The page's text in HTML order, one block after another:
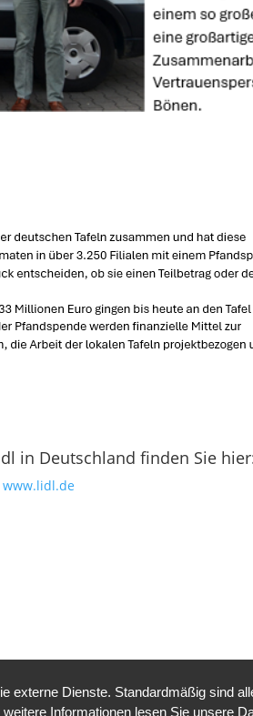
in Deutschland finden Sie
www.lidl.de
Dienste. Standardmäßig sind
Informationen lesen Sie unsere